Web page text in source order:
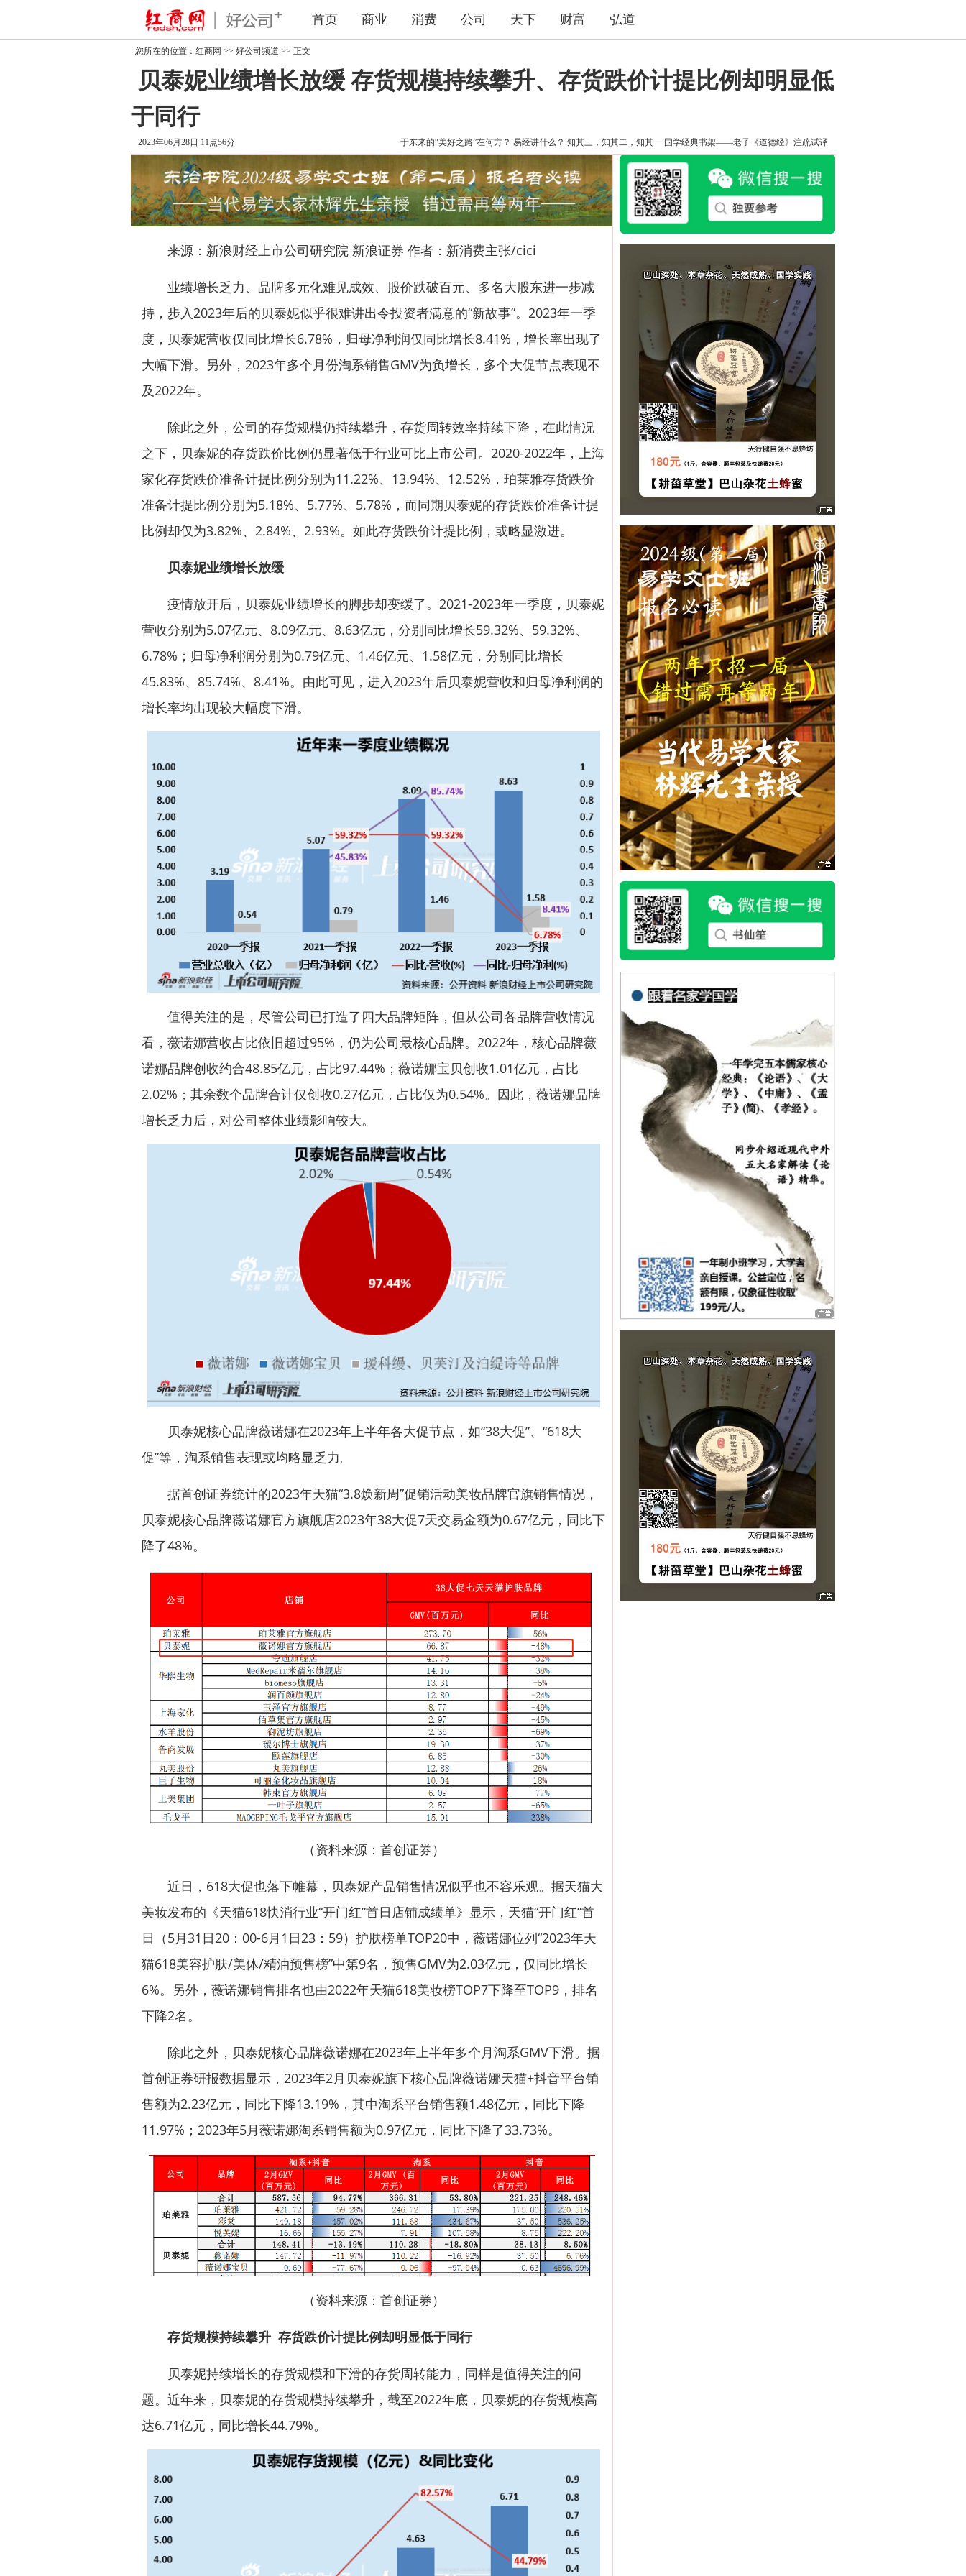
首页 商业 消费 公司 天下 财富 弘道
您所在的位置： 红商网 >> 好公司频道 >> 正文
贝泰妮业绩增长放缓 存货规模持续攀升、存货跌价计提比例却明显低
于同行
2023年06月28日 11点56分 于东来的“美好之路”在何方？ 易经讲什么？ 知其三，知其二，知其一 国学经典书架——老子《道德经》注疏试译
来源：新浪财经上市公司研究院 新浪证券 作者：新消费主张/cici
业绩增长乏力、品牌多元化难见成效、股价跌破百元、多名大股东进一步减
持，步入2023年后的贝泰妮似乎很难讲出令投资者满意的“新故事”。2023年一季
度，贝泰妮营收仅同比增长6.78%，归母净利润仅同比增长8.41%，增长率出现了
大幅下滑。另外，2023年多个月份淘系销售GMV为负增长，多个大促节点表现不
及2022年。
除此之外，公司的存货规模仍持续攀升，存货周转效率持续下降，在此情况
之下，贝泰妮的存货跌价比例仍显著低于行业可比上市公司。2020-2022年， 上海
家化存货跌价准备计提比例分别为11.22%、13.94%、12.52%， 珀莱雅存货跌价
准备计提比例分别为5.18%、5.77%、5.78%，而同期贝泰妮的存货跌价准备计提
比例却仅为3.82%、2.84%、2.93%。如此存货跌价计提比例，或略显激进。
贝泰妮业绩增长放缓
疫情放开后，贝泰妮业绩增长的脚步却变缓了。2021-2023年一季度，贝泰妮
营收分别为5.07亿元、8.09亿元、8.63亿元，分别同比增长59.32%、59.32%、
6.78%；归母净利润分别为0.79亿元、1.46亿元、1.58亿元，分别同比增长
45.83%、85.74%、8.41%。由此可见，进入2023年后贝泰妮营收和归母净利润的
增长率均出现较大幅度下滑。
值得关注的是，尽管公司已打造了四大品牌矩阵，但从公司各品牌营收情况
看，薇诺娜营收占比依旧超过95%，仍为公司最核心品牌。2022年，核心品牌薇
诺娜品牌创收约合48.85亿元，占比97.44%；薇诺娜宝贝创收1.01亿元，占比
2.02%；其余数个品牌合计仅创收0.27亿元，占比仅为0.54%。因此，薇诺娜品牌
增长乏力后，对公司整体业绩影响较大。
贝泰妮核心品牌薇诺娜在2023年上半年各大促节点，如“38大促”、“618大
促”等，淘系销售表现或均略显乏力。
据首创证券统计的2023年天猫“3.8焕新周”促销活动美妆品牌官旗销售情况，
贝泰妮核心品牌薇诺娜官方旗舰店2023年38大促7天交易金额为0.67亿元，同比下
降了48%。
（资料来源：首创证券）
近日，618大促也落下帷幕，贝泰妮产品销售情况似乎也不容乐观。据天猫大
美妆发布的《天猫618快消行业“开门红”首日店铺成绩单》显示，天猫“开门红”首
日（5月31日20：00-6月1日23：59）护肤榜单TOP20中，薇诺娜位列“2023年天
猫618美容护肤/美体/精油预售榜”中第9名，预售GMV为2.03亿元，仅同比增长
6%。另外，薇诺娜销售排名也由2022年天猫618美妆榜TOP7下降至TOP9，排名
下降2名。
除此之外，贝泰妮核心品牌薇诺娜在2023年上半年多个月淘系GMV下滑。据
首创证券研报数据显示，2023年2月贝泰妮旗下核心品牌薇诺娜天猫+抖音平台销
售额为2.23亿元，同比下降13.19%，其中淘系平台销售额1.48亿元，同比下降
11.97%；2023年5月薇诺娜淘系销售额为0.97亿元，同比下降了33.73%。
（资料来源：首创证券）
存货规模持续攀升 存货跌价计提比例却明显低于同行
贝泰妮持续增长的存货规模和下滑的存货周转能力，同样是值得关注的问
题。近年来，贝泰妮的存货规模持续攀升，截至2022年底，贝泰妮的存货规模高
达6.71亿元，同比增长44.79%。